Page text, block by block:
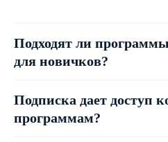
Подходят ли
для новичков?
Подписка дает доступ
программам?